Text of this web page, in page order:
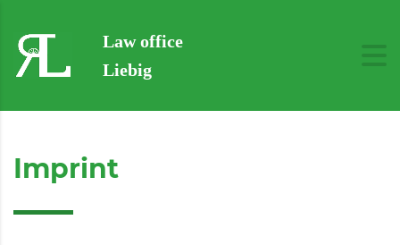
Law office
Liebig
Imprint